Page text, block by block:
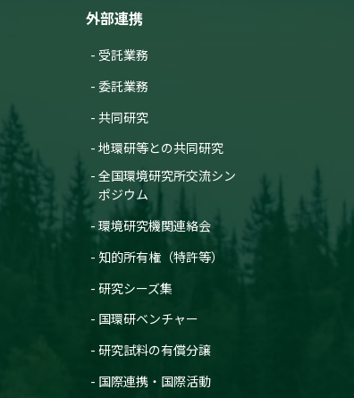
外部連携
受託業務
委託業務
共同研究
地環研等との共同研究
全国環境研究所交流シン
ポジウム
環境研究機関連絡会
知的所有権（特許等）
研究シーズ集
国環研ベンチャー
研究試料の有償分譲
国際連携・国際活動